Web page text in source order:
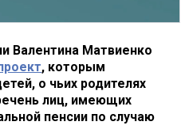
Валентина Матвиенко
, которым
о чьих родителях
лиц, имеющих
пенсии по случаю